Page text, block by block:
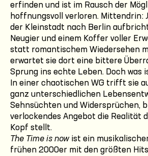
erfinden und ist im Rausch der
hoffnungsvoll verloren. Mittendrin:
der Kleinstadt nach Berlin
Neugier und einem Koffer voller
statt romantischem Wiedersehen
erwartet sie dort eine bittere
Sprung ins echte Leben. Doch was
In einer chaotischen WG trifft sie
ganz unterschiedlichen
Sehnsüchten und Widersprüchen,
verlockendes Angebot die Realität
Kopf stellt.
The Time is nowist ein
frühen 2000er mit den größten